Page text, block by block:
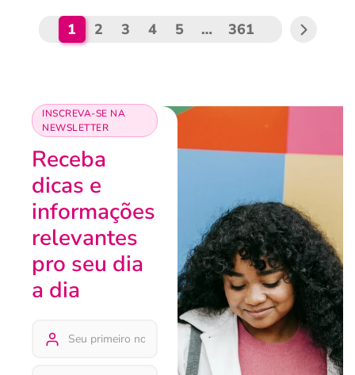
1 2 3 4 5 … 361
INSCREVA-SE NA
NEWSLETTER
Receba
dicas e
informações
relevantes
pro seu dia
a dia